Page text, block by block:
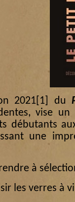
2021 [1] du
vise
débutants
une
à
les verres à